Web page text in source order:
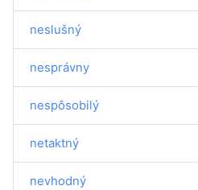
neslušný
nesprávny
nespôsobilý
netaktný
nevhodný